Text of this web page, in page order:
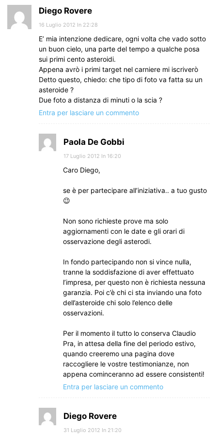
Diego Rovere
16 Luglio 2012 In 22:28
E’ mia intenzione dedicare, ogni volta che vado sotto
un buon cielo, una parte del tempo a qualche posa
sui primi cento asteroidi.
Appena avrò i primi target nel carniere mi iscriverò
Detto questo, chiedo: che tipo di foto va fatta su un
asteroide ?
Due foto a distanza di minuti o la scia ?
Entra per lasciare un commento
Paola De Gobbi
17 Luglio 2012 In 16:20
Caro Diego,
se è per partecipare all’iniziativa.. a tuo gusto
😉
Non sono richieste prove ma solo
aggiornamenti con le date e gli orari di
osservazione degli asterodi.
In fondo partecipando non si vince nulla,
tranne la soddisfazione di aver effettuato
l’impresa, per questo non è richiesta nessuna
garanzia. Poi c’è chi ci sta inviando una foto
dell’asteroide chi solo l’elenco delle
osservazioni.
Per il momento il tutto lo conserva Claudio
Pra, in attesa della fine del periodo estivo,
quando creeremo una pagina dove
raccogliere le vostre testimonianze, non
appena cominceranno ad essere consistenti!
Entra per lasciare un commento
Diego Rovere
31 Luglio 2012 In 21:20